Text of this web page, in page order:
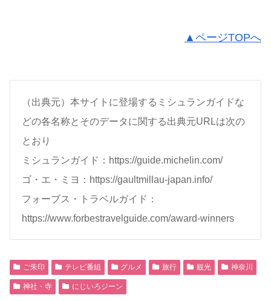
▲ページTOPへ
（出典元）本サイトに登場するミシュランガイドな
どの各名称とそのデータに関する出典元URLは次の
とおり
ミシュランガイド：https://guide.michelin.com/
ゴ・エ・ミヨ：https://gaultmillau-japan.info/
フォーブス・トラベルガイド：
https://www.forbestravelguide.com/award-winners
ご朱印 テレビ番組 グルメ 旅行 観光 神奈川
神社・寺 にじいろジーン